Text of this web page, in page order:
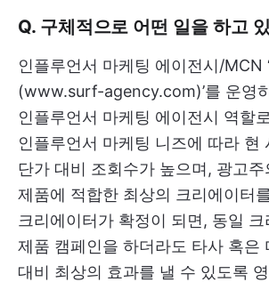
Q. 구체적으로 어떤 일을 하고
인플루언서 마케팅 에이전시/MCN
(www.surf-agency.com)’를 운영
인플루언서 마케팅 에이전시 역할
인플루언서 마케팅 니즈에 따라 현
단가 대비 조회수가 높으며, 광고
제품에 적합한 최상의 크리에이터
크리에이터가 확정이 되면, 동일
제품 캠페인을 하더라도 타사 혹은
대비 최상의 효과를 낼 수 있도록